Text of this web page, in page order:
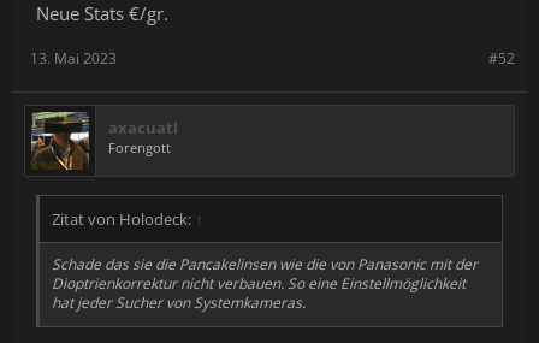
Neue Stats €/gr.
#52
13. Mai 2023
axacuatl
Forengott
Zitat von Holodeck: ↑
Schade das sie die Pancakelinsen wie die von Panasonic mit der
Dioptrienkorrektur nicht verbauen. So eine Einstellmöglichkeit
hat jeder Sucher von Systemkameras.